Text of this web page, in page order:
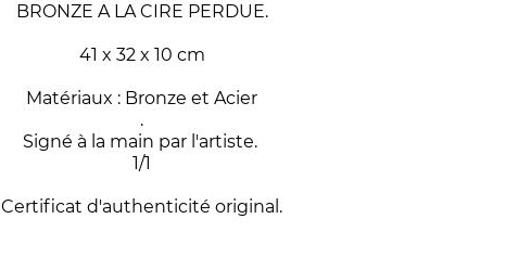
BRONZE A LA CIRE PERDUE.
41 x 32 x 10 cm
Matériaux : Bronze et Acier
.
Signé à la main par l'artiste.
1/1
Certificat d'authenticité original.